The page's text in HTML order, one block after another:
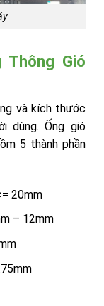
Thông Gió
và kích thước
dùng. Ống gió
5 thành phần
20mm
– 12mm